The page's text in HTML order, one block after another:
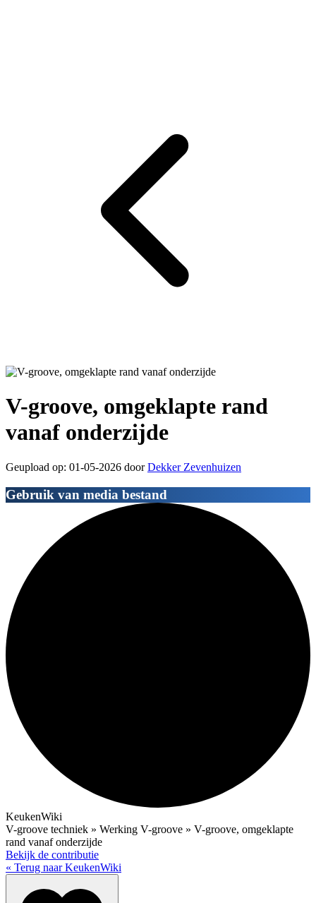
V-groove, omgeklapte rand
vanaf onderzijde
Geupload op: 01-05-2026 doorDekker Zevenhuizen
Gebruik van media bestand
KeukenWiki
V-groove techniek » Werking V-groove » V-groove, omgeklapte
rand vanaf onderzijde
Bekijk de contributie
« Terug naar KeukenWiki